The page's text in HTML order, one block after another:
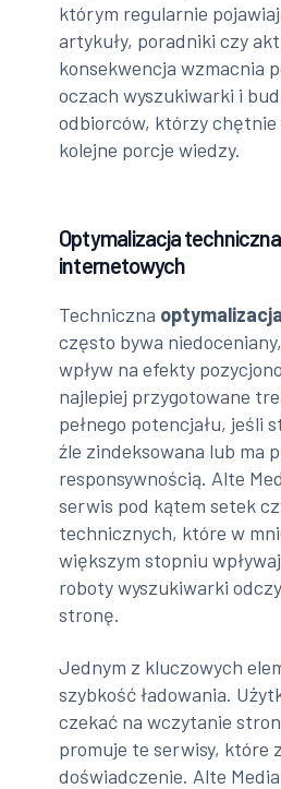
którym regularnie
artykuły, poradniki czy
konsekwencja wzmacnia
oczach wyszukiwarki i
odbiorców, którzy chętnie
kolejne porcje wiedzy.
Optymalizacja
internetowych
Techniczna optymalizacja
często bywa
wpływ na efekty
najlepiej przygotowane
pełnego potencjału, jeśli
źle zindeksowana lub ma
responsywnością. Alte
serwis pod kątem setek
technicznych, które w
większym stopniu
roboty wyszukiwarki
stronę.
Jednym z kluczowych
szybkość ładowania.
czekać na wczytanie
promuje te serwisy, które
doświadczenie. Alte